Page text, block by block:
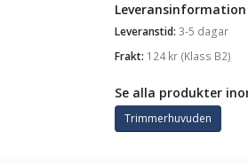
Leveransinformation
Leveranstid: 3-5 dagar
Frakt: 124kr(Klass B2)
Se alla produkter
Trimmerhuvuden